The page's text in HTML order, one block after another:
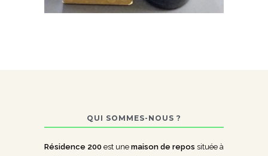
QUI SOMMES-NOUS ?
Résidence 200 est une maison de repos située à